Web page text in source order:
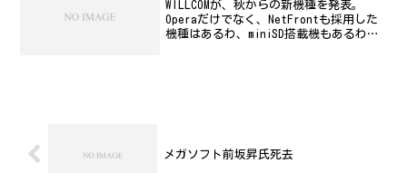
WILLCOMが、秋からの新機種を発表。
Operaだけでなく、NetFrontも採用した
機種はあるわ、miniSD搭載機もあるわ
メガソフト前坂昇氏死去